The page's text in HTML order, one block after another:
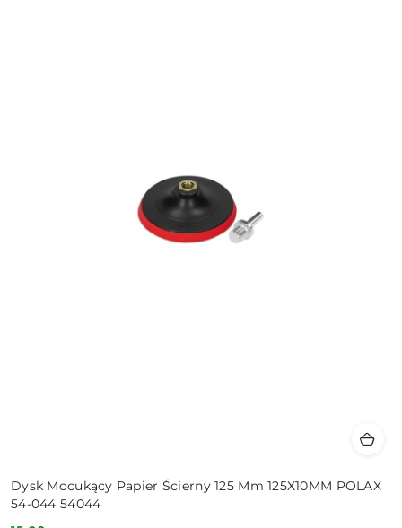
Dysk Mocukący Papier Ścierny 125 Mm 125X10MM POLAX
54-044 54044